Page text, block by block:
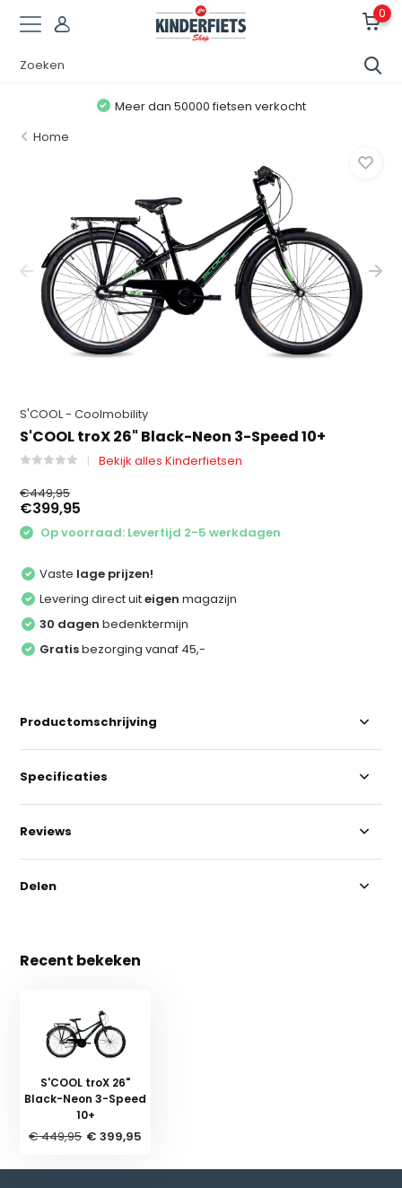
0
Meer dan 50000 fietsen verkocht
Home
S'COOL - Coolmobility
S'COOL troX 26" Black-Neon 3-Speed 10+
Bekijk alles Kinderfietsen
€449,95
€399,95
Op voorraad: Levertijd 2-5 werkdagen
Vaste lage prijzen!
Levering direct uiteigen magazijn
30 dagen bedenktermijn
Gratisbezorging vanaf 45,-
Productomschrijving
Specificaties
Reviews
Delen
Recent bekeken
S'COOL troX 26"
Black-Neon 3-Speed
10+
€ 449,95 € 399,95